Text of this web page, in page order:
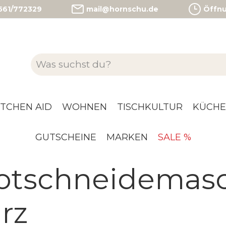
772329 mail@hornschu.de
AID WOHNEN TISCHKULTUR KÜCHE
GUTSCHEINE MARKEN SALE %